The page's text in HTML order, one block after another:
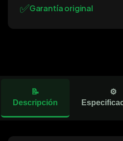
✅Garantía original
📝
Descripción
⚙️